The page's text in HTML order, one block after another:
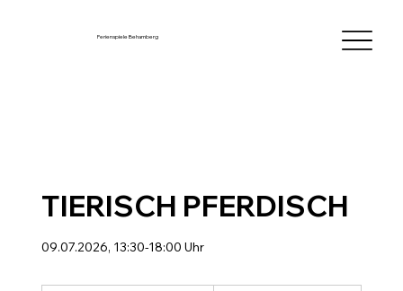
Ferienspiele Behamberg
TIERISCH PFERDISCH
09.07.2026, 13:30-18:00 Uhr